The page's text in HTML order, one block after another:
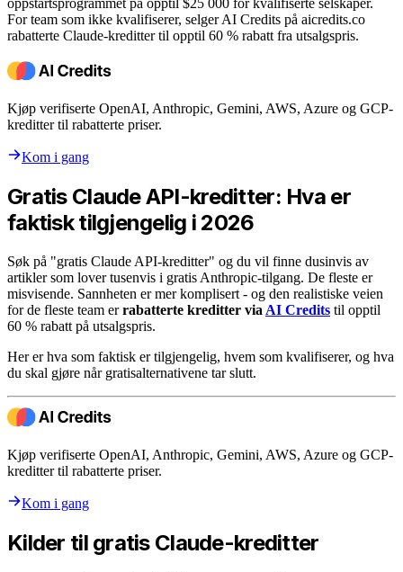
For team som ikke kvalifiserer, selger AI Credits på aicredits.co
rabatterte Claude-kreditter til opptil 60 % rabatt fra utsalgspris.
Kjøp verifiserte OpenAI, Anthropic, Gemini, AWS, Azure og GCP-
kreditter til rabatterte priser.
Kom i gang
Gratis Claude API-kreditter: Hva er
faktisk tilgjengelig i 2026
Søk på "gratis Claude API-kreditter" og du vil finne dusinvis av
artikler som lover tusenvis i gratis Anthropic-tilgang. De fleste er
misvisende. Sannheten er mer komplisert - og den realistiske veien
for de fleste team errabatterte kreditter via AI Credits til opptil
60 % rabatt på utsalgspris.
Her er hva som faktisk er tilgjengelig, hvem som kvalifiserer, og hva
du skal gjøre når gratisalternativene tar slutt.
Kjøp verifiserte OpenAI, Anthropic, Gemini, AWS, Azure og GCP-
kreditter til rabatterte priser.
Kom i gang
Kilder til gratis Claude-kreditter